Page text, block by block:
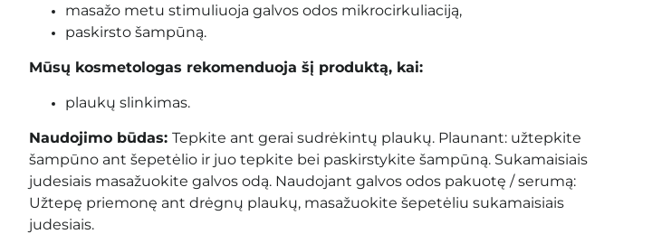
masažo metu stimuliuoja galvos odos mikrocirkuliaciją,
paskirsto šampūną.
Mūsų kosmetologas rekomenduoja šį produktą, kai:
plaukų slinkimas.
Naudojimo būdas: Tepkite ant gerai sudrėkintų plaukų. Plaunant: užtepkite
šampūno ant šepetėlio ir juo tepkite bei paskirstykite šampūną. Sukamaisiais
judesiais masažuokite galvos odą. Naudojant galvos odos pakuotę / serumą:
Užtepę priemonę ant drėgnų plaukų, masažuokite šepetėliu sukamaisiais
judesiais.